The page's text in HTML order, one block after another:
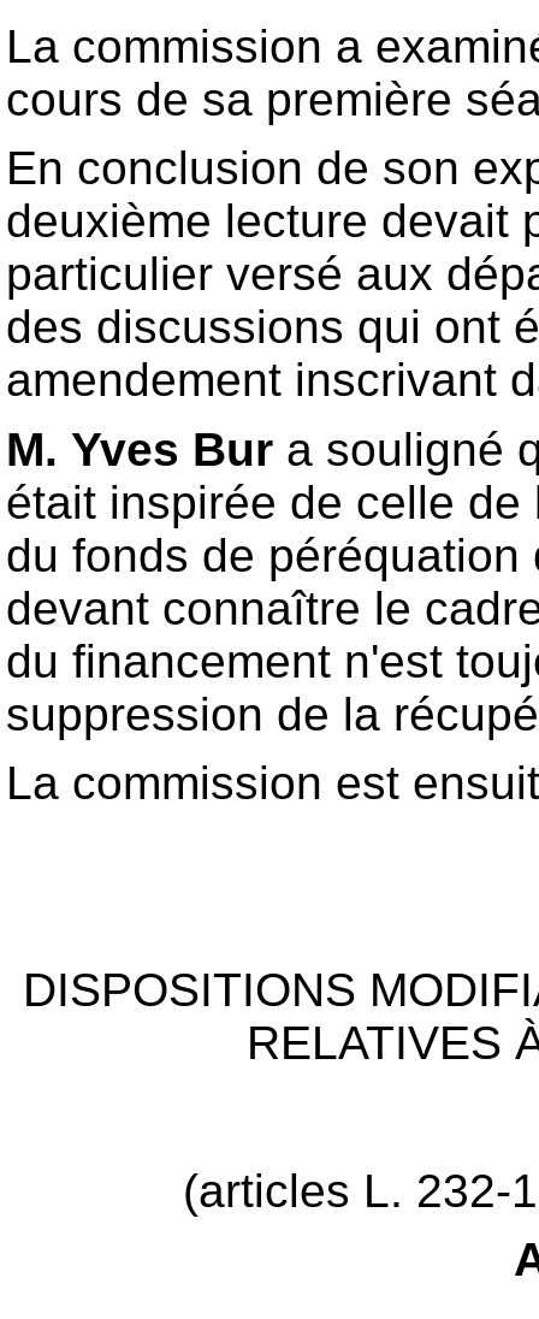
La commission a
cours de sa première
En conclusion de son
deuxième lecture devait
particulier versé aux
des discussions qui ont
amendement inscrivant
M. Yves Bur a souligné
était inspirée de celle
du fonds de
devant connaître le
du financement n'est
suppression de la
La commission est
DISPOSITIONS
RELATIVES
(articles L. 232-